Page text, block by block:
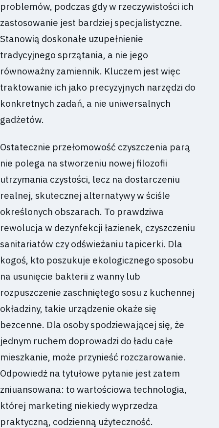
problemów, podczas gdy w rzeczywistości ich
zastosowanie jest bardziej specjalistyczne.
Stanowią doskonałe uzupełnienie
tradycyjnego sprzątania, a nie jego
równoważny zamiennik. Kluczem jest więc
traktowanie ich jako precyzyjnych narzędzi do
konkretnych zadań, a nie uniwersalnych
gadżetów.
Ostatecznie przełomowość czyszczenia parą
nie polega na stworzeniu nowej filozofii
utrzymania czystości, lecz na dostarczeniu
realnej, skutecznej alternatywy w ściśle
określonych obszarach. To prawdziwa
rewolucja w dezynfekcji łazienek, czyszczeniu
sanitariatów czy odświeżaniu tapicerki. Dla
kogoś, kto poszukuje ekologicznego sposobu
na usunięcie bakterii z wanny lub
rozpuszczenie zaschniętego sosu z kuchennej
okładziny, takie urządzenie okaże się
bezcenne. Dla osoby spodziewającej się, że
jednym ruchem doprowadzi do ładu całe
mieszkanie, może przynieść rozczarowanie.
Odpowiedź na tytułowe pytanie jest zatem
zniuansowana: to wartościowa technologia,
której marketing niekiedy wyprzedza
praktyczną, codzienną użyteczność.